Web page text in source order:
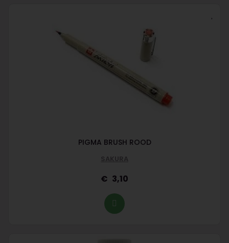
PIGMA BRUSH ROOD
SAKURA
3,10